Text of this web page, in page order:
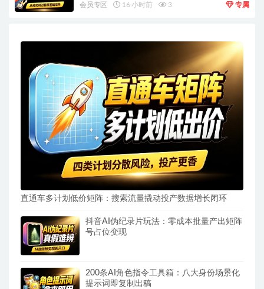
会员专区 16 小时前 3 专属
直通车多计划低价矩阵：搜索流量撬动投产数据增长闭环
抖音AI伪纪录片玩法：零成本批量产出矩阵
号占位变现
200条AI角色指令工具箱：八大身份场景化
提示词即复制出稿